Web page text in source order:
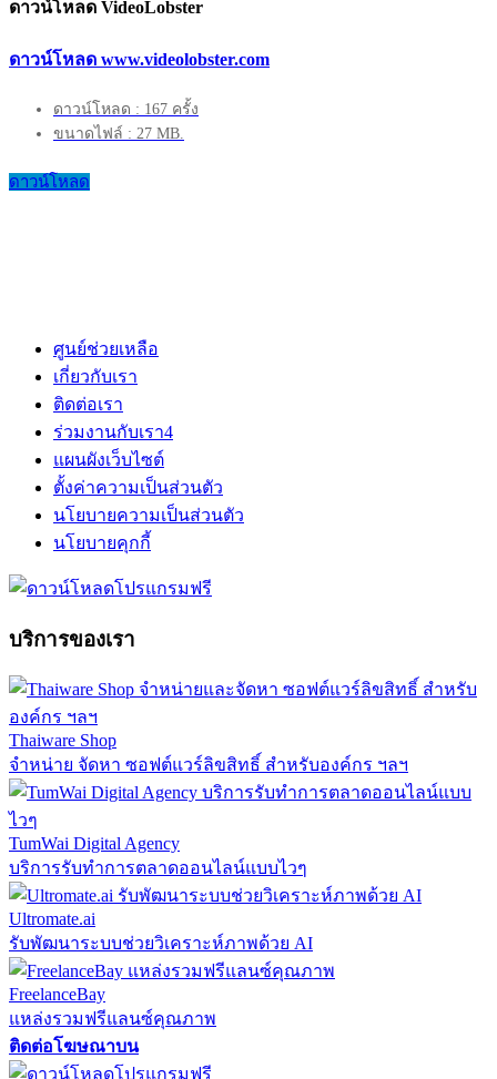
ดาวน์โหลด VideoLobster
ดาวน์โหลด www.videolobster.com
ดาวน์โหลด : 167 ครั้ง
ขนาดไฟล์ : 27 MB.
ดาวน์โหลด
ศูนย์ช่วยเหลือ
เกี่ยวกับเรา
ติดต่อเรา
ร่วมงานกับเรา4
แผนผังเว็บไซต์
ตั้งค่าความเป็นส่วนตัว
นโยบายความเป็นส่วนตัว
นโยบายคุกกี้
บริการของเรา
Thaiware Shop
จำหน่าย จัดหา ซอฟต์แวร์ลิขสิทธิ์ สำหรับองค์กร ฯลฯ
TumWai Digital Agency
บริการรับทำการตลาดออนไลน์แบบไวๆ
Ultromate.ai
รับพัฒนาระบบช่วยวิเคราะห์ภาพด้วย AI
FreelanceBay
แหล่งรวมฟรีแลนซ์คุณภาพ
ติดต่อโฆษณาบน